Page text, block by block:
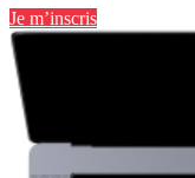
Je m’inscris